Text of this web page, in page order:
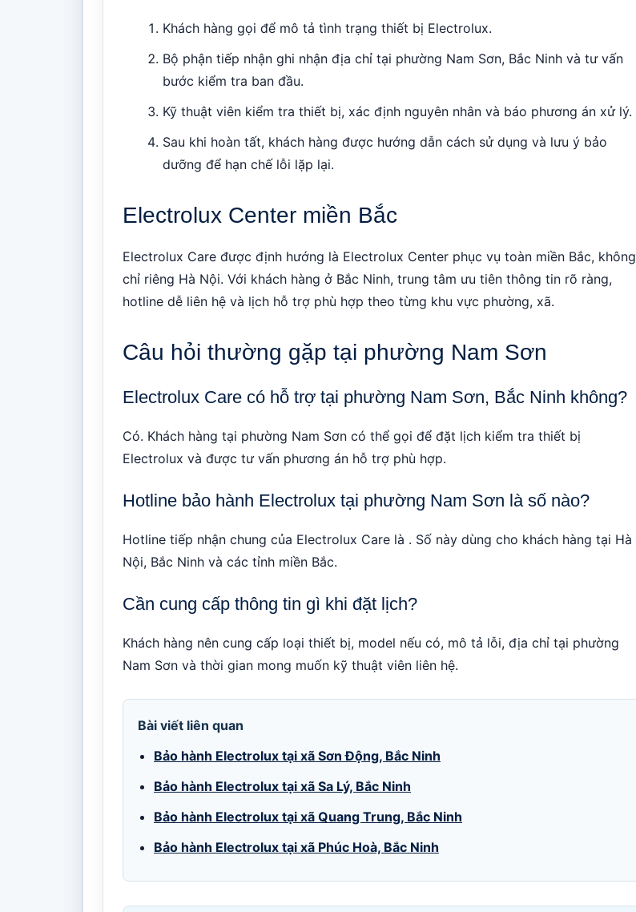
Khách hàng gọi để mô tả tình trạng thiết bị Electrolux.
Bộ phận tiếp nhận ghi nhận địa chỉ tại phường Nam Sơn, Bắc Ninh và tư vấn
bước kiểm tra ban đầu.
Kỹ thuật viên kiểm tra thiết bị, xác định nguyên nhân và báo phương án xử lý.
Sau khi hoàn tất, khách hàng được hướng dẫn cách sử dụng và lưu ý bảo
dưỡng để hạn chế lỗi lặp lại.
Electrolux Center miền Bắc
Electrolux Care được định hướng là Electrolux Center phục vụ toàn miền Bắc, không
chỉ riêng Hà Nội. Với khách hàng ở Bắc Ninh, trung tâm ưu tiên thông tin rõ ràng,
hotline dễ liên hệ và lịch hỗ trợ phù hợp theo từng khu vực phường, xã.
Câu hỏi thường gặp tại phường Nam Sơn
Electrolux Care có hỗ trợ tại phường Nam Sơn, Bắc Ninh không?
Có. Khách hàng tại phường Nam Sơn có thể gọi để đặt lịch kiểm tra thiết bị
Electrolux và được tư vấn phương án hỗ trợ phù hợp.
Hotline bảo hành Electrolux tại phường Nam Sơn là số nào?
Hotline tiếp nhận chung của Electrolux Care là . Số này dùng cho khách hàng tại Hà
Nội, Bắc Ninh và các tỉnh miền Bắc.
Cần cung cấp thông tin gì khi đặt lịch?
Khách hàng nên cung cấp loại thiết bị, model nếu có, mô tả lỗi, địa chỉ tại phường
Nam Sơn và thời gian mong muốn kỹ thuật viên liên hệ.
Bài viết liên quan
Bảo hành Electrolux tại xã Sơn Động, Bắc Ninh
Bảo hành Electrolux tại xã Sa Lý, Bắc Ninh
Bảo hành Electrolux tại xã Quang Trung, Bắc Ninh
Bảo hành Electrolux tại xã Phúc Hoà, Bắc Ninh